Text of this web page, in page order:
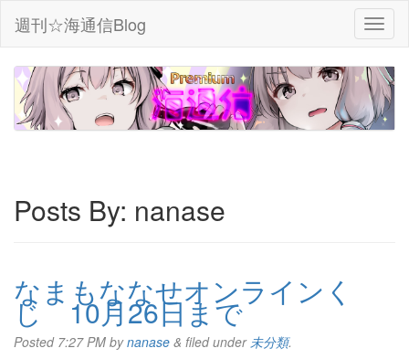
週刊☆海通信Blog
Posts By: nanase
なまもななせオンラインく
じ 10月26日まで
Posted 7:27 PM bynanase & filed under未分類.